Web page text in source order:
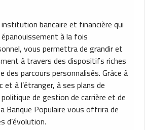
bancaire et financière qui
à la fois
vous permettra de grandir et
à travers des dispositifs riches
des parcours personnalisés. Grâce à
à l’étranger, à ses plans de
de gestion de carrière et de
Banque Populaire vous offrira de
d’évolution.